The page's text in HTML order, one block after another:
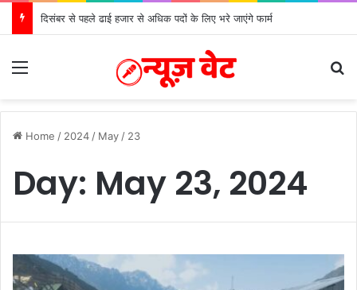
दिसंबर से पहले ढाई हजार से अधिक पदों के लिए भरे जाएंगे फार्म
Home / 2024 / May / 23
Day: May 23, 2024